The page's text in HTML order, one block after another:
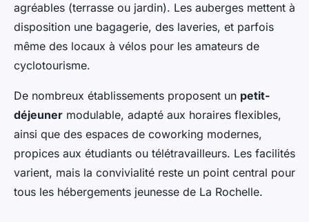
agréables (terrasse ou jardin). Les auberges mettent à
disposition une bagagerie, des laveries, et parfois
même des locaux à vélos pour les amateurs de
cyclotourisme.
De nombreux établissements proposent un petit-
déjeuner modulable, adapté aux horaires flexibles,
ainsi que des espaces de coworking modernes,
propices aux étudiants ou télétravailleurs. Les facilités
varient, mais la convivialité reste un point central pour
tous les hébergements jeunesse de La Rochelle.